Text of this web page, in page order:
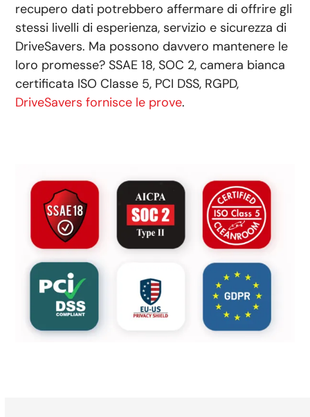
recupero dati potrebbero affermare di offrire gli
stessi livelli di esperienza, servizio e sicurezza di
DriveSavers. Ma possono davvero mantenere le
loro promesse? SSAE 18, SOC 2, camera bianca
certificata ISO Classe 5, PCI DSS, RGPD,
DriveSavers fornisce le prove.